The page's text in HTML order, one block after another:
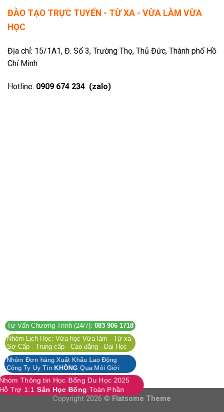
ĐÀO TẠO TRỰC TUYẾN - TỪ XA - VỪA LÀM VỪA
HỌC
Địa chỉ: 15/1A1, Đ. Số 3, Trường Thọ, Thủ Đức, Thành phố Hồ
Chí Minh
Hotline: 0909 674 234 (zalo)
Copyright 2026 © Flatsome Theme
Tư Vấn Chương Trình (24/7): 083 906 1718
Nhóm Lịch Học: Vừa học Vừa làm - Từ xa
Sơ Cấp - Trung cấp - Cao đẳng - Đại Học
Nhóm Đơn hàng Xuất Khẩu Lao Động
Công Ty Uy Tín KHÔNG Qua Môi Giới
Nhóm Thông tin Học Bổng Du Học 2025
Hỗ Trợ 1:1Săn Học BổngToàn Phần